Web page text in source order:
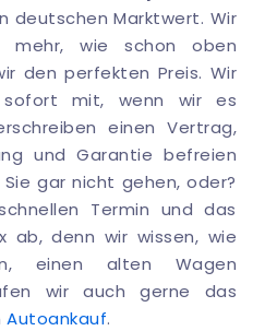
deutschen Marktwert. Wir
mehr, wie schon oben
den perfekten Preis. Wir
sofort mit, wenn wir es
einen Vertrag,
und Garantie befreien
gar nicht gehen, oder?
Termin und das
ab, denn wir wissen, wie
einen alten Wagen
wir auch gerne das
Autoankauf.